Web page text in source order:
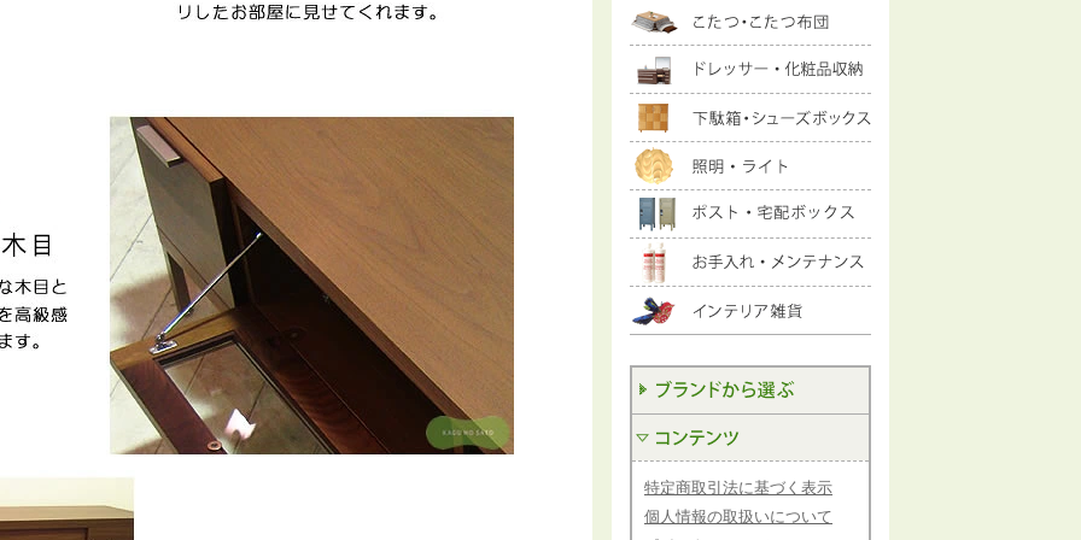
特定商取引法に基づく表示
個人情報の取扱いについて